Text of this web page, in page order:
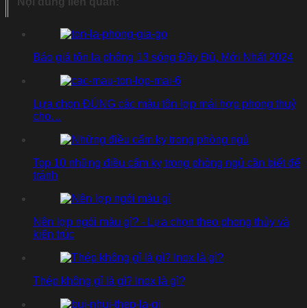
Báo giá tôn la phông 13 sóng Đầy Đủ, Mới Nhất 2024
Lựa chọn ĐÚNG các màu tôn lợp mái hợp phong thuỷ
cho…
Top 10 những điều cấm kỵ trong phòng ngủ cần biết để
tránh
Nên lợp ngói màu gì? - Lựa chọn theo phong thủy và
kiến trúc
Thép không gỉ là gì? Inox là gì?